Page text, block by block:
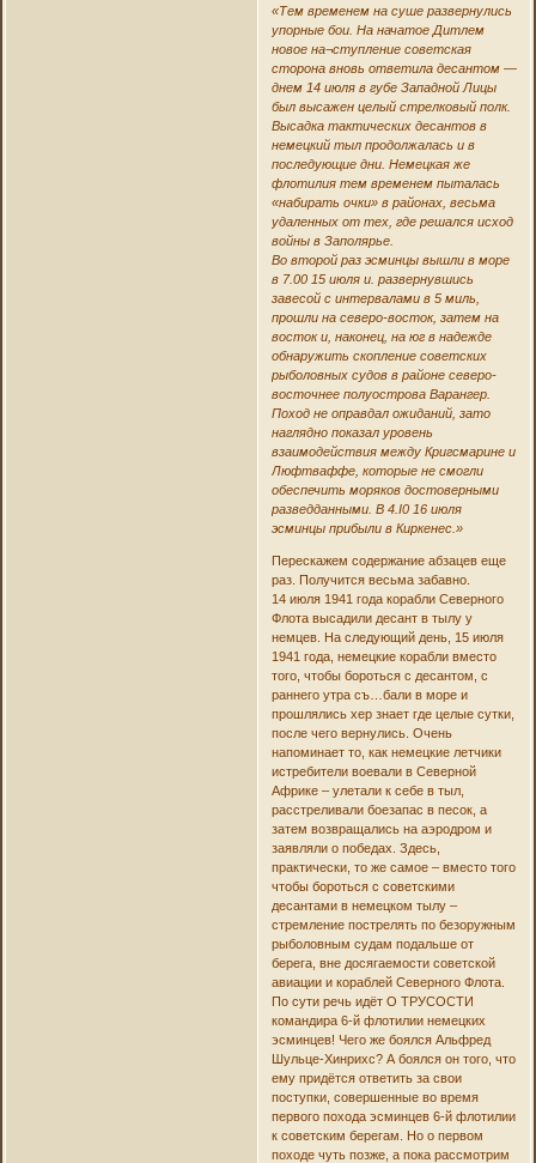
«Тем временем на суше развернулись
упорные бои. На начатое Дитлем
новое на¬ступление советская
сторона вновь ответила десантом —
днем 14 июля в губе Западной Лицы
был высажен целый стрелковый полк.
Высадка тактических десантов в
немецкий тыл продолжалась и в
последующие дни. Немецкая же
флотилия тем временем пыталась
«набирать очки» в районах, весьма
удаленных от тех, где решался исход
войны в Заполярье.
Во второй раз эсминцы вышли в море
в 7.00 15 июля и. развернувшись
завесой с интервалами в 5 миль,
прошли на северо-восток, затем на
восток и, наконец, на юг в надежде
обнаружить скопление советских
рыболовных судов в районе северо-
восточнее полуострова Варангер.
Поход не оправдал ожиданий, зато
наглядно показал уровень
взаимодействия между Кригсмарине и
Люфтваффе, которые не смогли
обеспечить моряков достоверными
разведданными. B 4.I0 16 июля
эсминцы прибыли в Киркенес.»
Перескажем содержание абзацев еще
раз. Получится весьма забавно.
14 июля 1941 года корабли Северного
Флота высадили десант в тылу у
немцев. На следующий день, 15 июля
1941 года, немецкие корабли вместо
того, чтобы бороться с десантом, с
раннего утра съ…бали в море и
прошлялись хер знает где целые сутки,
после чего вернулись. Очень
напоминает то, как немецкие летчики
истребители воевали в Северной
Африке – улетали к себе в тыл,
расстреливали боезапас в песок, а
затем возвращались на аэродром и
заявляли о победах. Здесь,
практически, то же самое – вместо того
чтобы бороться с советскими
десантами в немецком тылу –
стремление пострелять по безоружным
рыболовным судам подальше от
берега, вне досягаемости советской
авиации и кораблей Северного Флота.
По сути речь идёт О ТРУСОСТИ
командира 6-й флотилии немецких
эсминцев! Чего же боялся Альфред
Шульце-Хинрихс? А боялся он того, что
ему придётся ответить за свои
поступки, совершенные во время
первого похода эсминцев 6-й флотилии
к советским берегам. Но о первом
походе чуть позже, а пока рассмотрим